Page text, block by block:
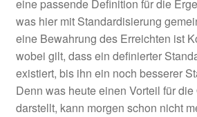
eine passende Definition für die
was hier mit Standardisierung
eine Bewahrung des Erreichten ist
wobei gilt, dass ein definierter
existiert, bis ihn ein noch besserer
Denn was heute einen Vorteil für
darstellt, kann morgen schon nicht